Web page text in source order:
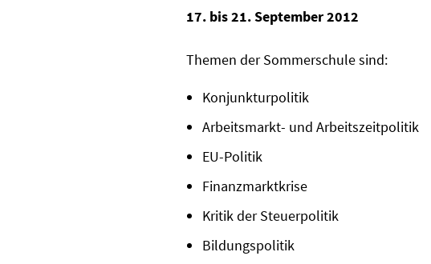
17. bis 21. September 2012
Themen der Sommerschule sind:
Konjunkturpolitik
Arbeitsmarkt- und Arbeitszeitpolitik
EU-Politik
Finanzmarktkrise
Kritik der Steuerpolitik
Bildungspolitik